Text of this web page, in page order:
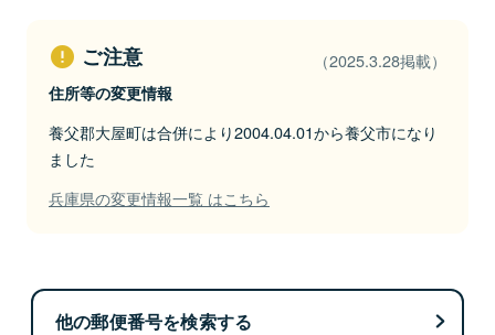
ご注意 （2025.3.28掲載）
住所等の変更情報
養父郡大屋町は合併により2004.04.01から養父市になり
ました
兵庫県の変更情報一覧 はこちら
他の郵便番号を検索する